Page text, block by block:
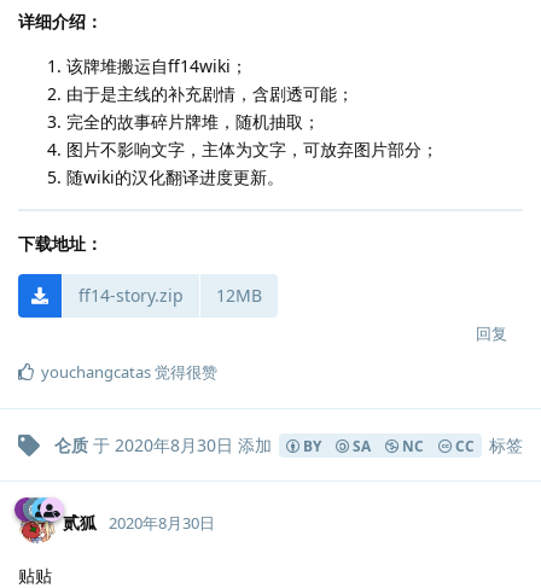
详细介绍：
该牌堆搬运自ff14wiki；
由于是主线的补充剧情，含剧透可能；
完全的故事碎片牌堆，随机抽取；
图片不影响文字，主体为文字，可放弃图片部分；
随wiki的汉化翻译进度更新。
下载地址：
ff14-story.zip 12MB
回复
youchangcatas觉得很赞
仑质 于 2020年8月30日 添加 BY SA NC CC 标签
贰狐 2020年8月30日
贴贴